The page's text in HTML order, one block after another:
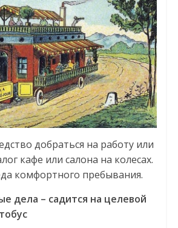
добраться на работу или
кафе или салона на колесах.
комфортного пребывания.
дела – садится на целевой